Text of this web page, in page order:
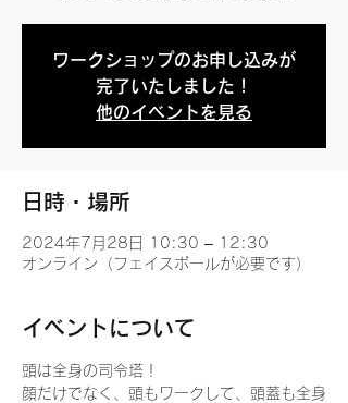
ワークショップのお申し込みが
完了いたしました！
他のイベントを見る
日時・場所
2024年7月28日 10:30 – 12:30
オンライン（フェイスボールが必要です）
イベントについて
頭は全身の司令塔！
顔だけでなく、頭もワークして、頭蓋も全身